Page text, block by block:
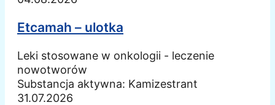
Etcamah – ulotka
Leki stosowane w onkologii - leczenie
nowotworów
Substancja aktywna: Kamizestrant
31.07.2026